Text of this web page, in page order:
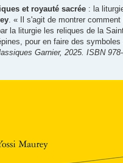
et royauté sacrée : la
. « Il s'agit de montrer
la liturgie les reliques de la
pour en faire des symboles
Garnier, 2025. ISBN